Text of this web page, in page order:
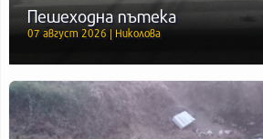
Пешеходна пътека
07 август 2026 | Николова